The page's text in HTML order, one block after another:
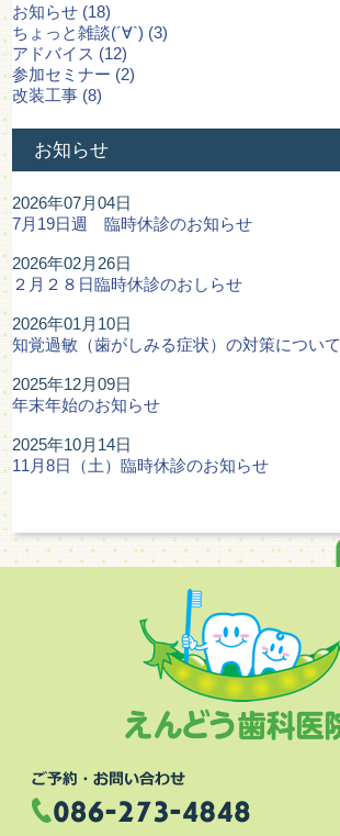
お知らせ (18)
ちょっと雑談(´∀`) (3)
アドバイス (12)
参加セミナー (2)
改装工事 (8)
お知らせ
2026年07月04日
7月19日週 臨時休診のお知らせ
2026年02月26日
２月２８日臨時休診のおしらせ
2026年01月10日
知覚過敏（歯がしみる症状）の対策について
2025年12月09日
年末年始のお知らせ
2025年10月14日
11月8日（土）臨時休診のお知らせ